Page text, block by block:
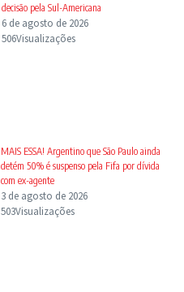
decisão pela Sul-Americana
6 de agosto de 2026
506Visualizações
MAIS ESSA! Argentino que São Paulo ainda
detém 50% é suspenso pela Fifa por dívida
com ex-agente
3 de agosto de 2026
503Visualizações